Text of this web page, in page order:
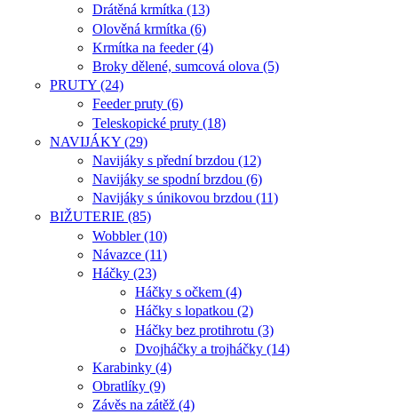
Drátěná krmítka (13)
Olověná krmítka (6)
Krmítka na feeder (4)
Broky dělené, sumcová olova (5)
PRUTY (24)
Feeder pruty (6)
Teleskopické pruty (18)
NAVIJÁKY (29)
Navijáky s přední brzdou (12)
Navijáky se spodní brzdou (6)
Navijáky s únikovou brzdou (11)
BIŽUTERIE (85)
Wobbler (10)
Návazce (11)
Háčky (23)
Háčky s očkem (4)
Háčky s lopatkou (2)
Háčky bez protihrotu (3)
Dvojháčky a trojháčky (14)
Karabinky (4)
Obratlíky (9)
Závěs na zátěž (4)